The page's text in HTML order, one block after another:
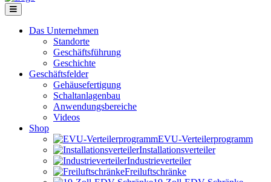
Das Unternehmen
Standorte
Geschäftsführung
Geschichte
Geschäftsfelder
Gehäusefertigung
Schaltanlagenbau
Anwendungsbereiche
Videos
Shop
EVU-Verteilerprogramm
Installationsverteiler
Industrieverteiler
Freiluftschränke